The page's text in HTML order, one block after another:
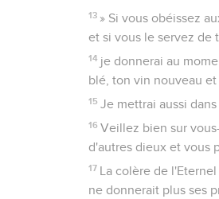
13 » Si vous obéissez
et si vous le servez
14 je donnerai au
blé, ton vin nouveau
15 Je mettrai aussi
16 Veillez bien sur
d'autres dieux et vous
17 La colère de
ne donnerait plus ses